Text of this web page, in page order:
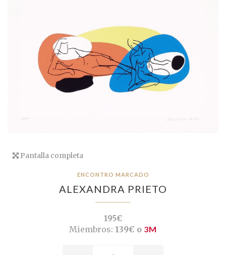
Pantalla completa
ENCONTRO MARCADO
ALEXANDRA PRIETO
195€
Miembros: 139€ o 3M